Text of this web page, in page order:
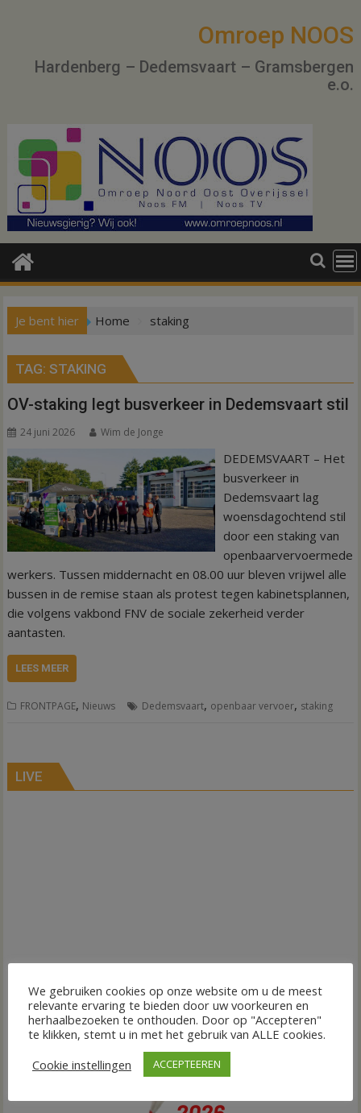
Omroep NOOS
Hardenberg – Dedemsvaart – Gramsbergen
e.o.
Je bent hier Home staking
TAG:STAKING
OV-staking legt busverkeer in Dedemsvaart stil
24 juni 2026 Wim de Jonge
DEDEMSVAART – Het
busverkeer in
Dedemsvaart lag
woensdagochtend stil
door een staking van
openbaarvervoermede
werkers. Tussen middernacht en 08.00 uur bleven vrijwel alle
bussen in de remise staan als protest tegen kabinetsplannen,
die volgens vakbond FNV de sociale zekerheid verder
aantasten.
LEES MEER
FRONTPAGE, Nieuws Dedemsvaart, openbaar vervoer, staking
LIVE
We gebruiken cookies op onze website om u de meest
relevante ervaring te bieden door uw voorkeuren en
herhaalbezoeken te onthouden. Door op "Accepteren"
te klikken, stemt u in met het gebruik van ALLE cookies.
Cookie instellingen
ACCEPTEEREN